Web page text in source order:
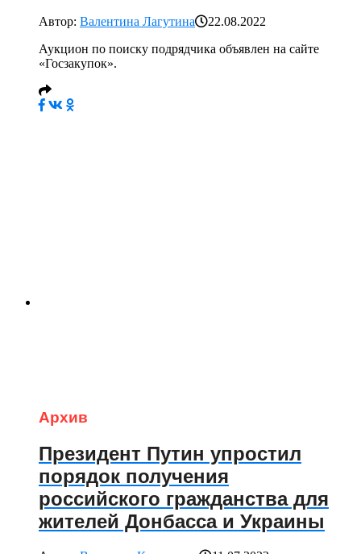
Автор: Валентина Лагутина
22.08.2022
Аукцион по поиску подрядчика объявлен на сайте
«Госзакупок».
Архив
Президент Путин упростил
порядок получения
российского гражданства для
жителей Донбасса и Украины